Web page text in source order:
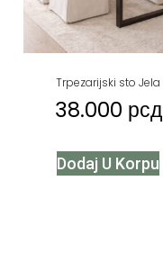
Trpezarijski sto Jela
38.000 рсд
Dodaj U Korpu